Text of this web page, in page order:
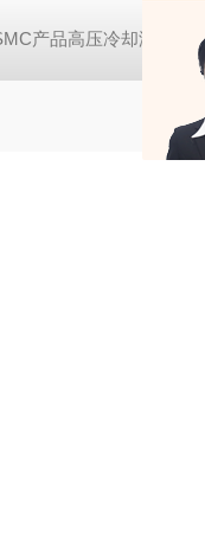
产品高压冷却液用阀